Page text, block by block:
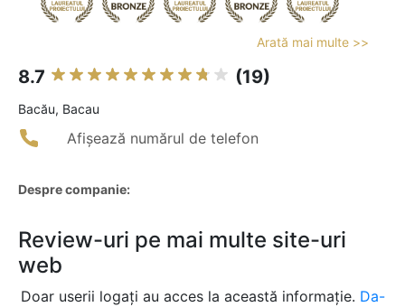
Arată mai multe >>
8.7 (19)
Bacău, Bacau
Afișează numărul de telefon
Despre companie:
Review-uri pe mai multe site-uri
web
Doar userii logați au acces la această informație. Da-